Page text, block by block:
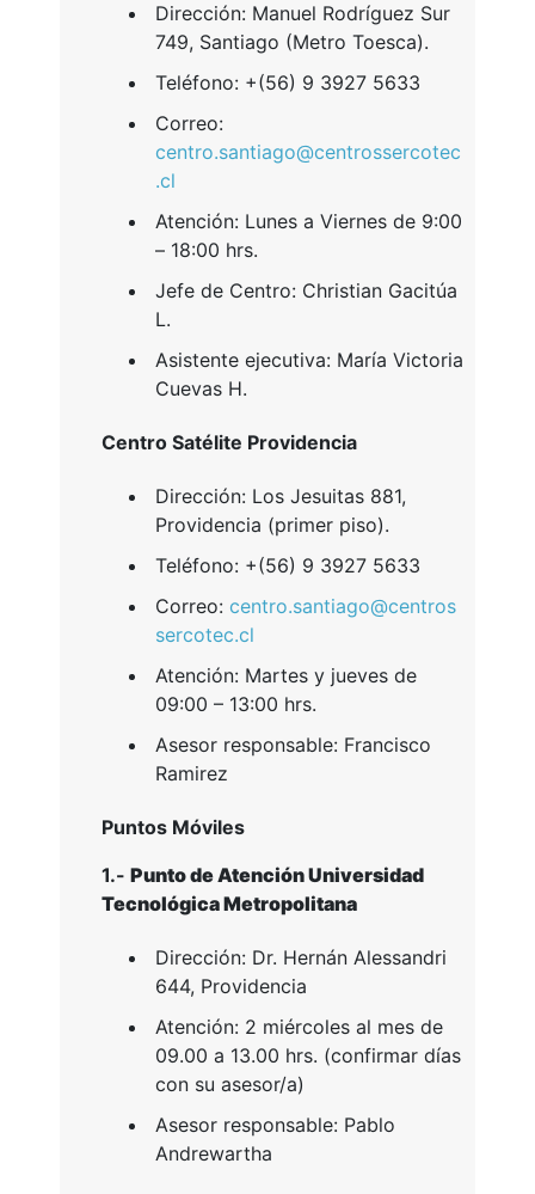
​Dirección: Manuel Rodríguez Sur
749, Santiago (Metro Toesca).
Teléfono: +(56) 9 3927 5633
Correo:
centro.santiago@centrossercotec
.cl
Atención: Lunes a Viernes de 9:00
– 18:00 hrs.
Jefe de Centro: Christian Gacitúa
L.
Asistente ejecutiva: María Victoria
Cuevas H.
Centro Satélite Providencia
Dirección: Los Jesuitas 881,
Providencia (primer piso).
Teléfono: +(56) 9 3927 5633
Correo: centro.santiago@centros
sercotec.cl
Atención: Martes y jueves de
09:00 – 13:00 hrs.
Asesor responsable: Francisco
Ramirez
Puntos Móviles
1.- Punto de Atención Universidad
Tecnológica Metropolitana
Dirección: Dr. Hernán Alessandri
644, Providencia
Atención: 2 miércoles al mes de
09.00 a 13.00 hrs. (confirmar días
con su asesor/a)
Asesor responsable: Pablo
Andrewartha